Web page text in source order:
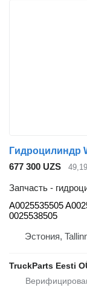
677 300 UZS
Запчасть -
A0025535505
0025538505
Эстония,
TruckParts Eesti